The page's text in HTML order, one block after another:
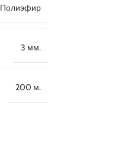
Полиэфир
3 мм.
200 м.